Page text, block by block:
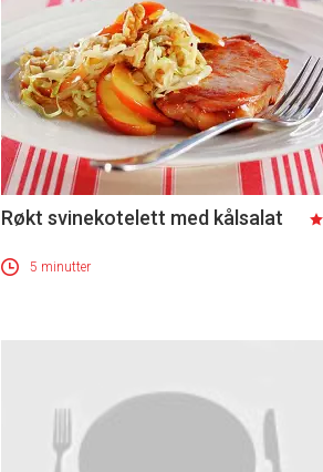
Røkt svinekotelett med kålsalat
5 minutter